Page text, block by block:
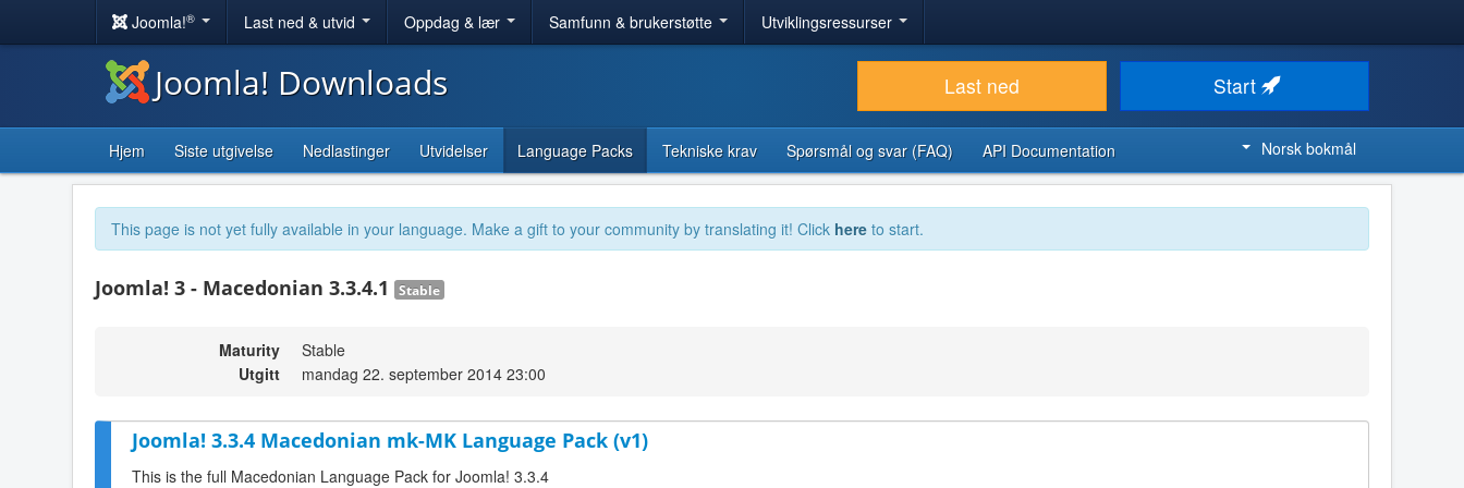
Joomla!® Last ned & utvid Oppdag & lær Samfunn & brukerstøtte Utviklingsressurser
Joomla! Downloads Last ned Start
Hjem Siste utgivelse Nedlastinger Utvidelser Language Packs Tekniske krav Spørsmål og svar (FAQ) API Documentation Norsk bokmål
This page is not yet fully available in your language. Make a gift to your community by translating it! Click here to start.
Joomla! 3 - Macedonian 3.3.4.1 Stable
Maturity
Stable
Utgitt
mandag 22. september 2014 23:00
Joomla! 3.3.4 Macedonian mk-MK Language Pack (v1)
This is the full Macedonian Language Pack for Joomla! 3.3.4